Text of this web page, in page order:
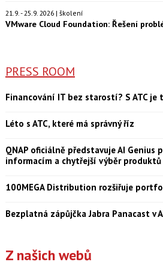
21.9. - 25.9. 2026 | školení
VMware Cloud Foundation: Řešení
PRESS ROOM
Financování IT bez starostí? S ATC je
Léto s ATC, které má správný říz
QNAP oficiálně představuje AI Genius
informacím a chytřejší výběr produktů
100MEGA Distribution rozšiřuje
Bezplatná zápůjčka Jabra Panacast v
Z našich webů